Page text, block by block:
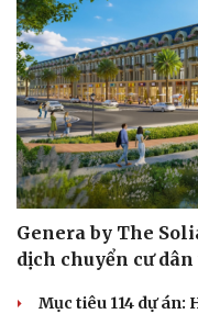
Genera by The
dịch chuyển cư
Mục tiêu 114 dự án: